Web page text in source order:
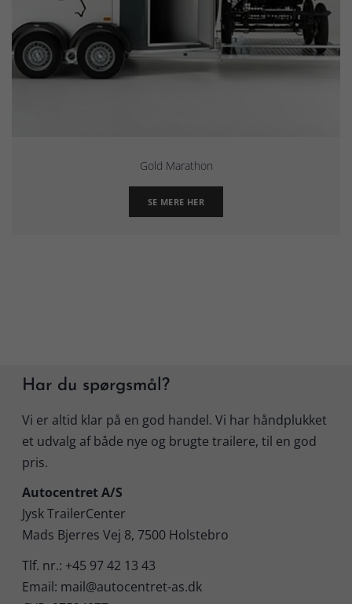
Gold Marathon
SE MERE HER
Har du spørgsmål?
Vi er altid klar på en god handel. Vi har håndplukket
et udvalg af både nye og brugte trailere, til en god
pris.
Autocentret A/S
Jysk TrailerCenter
Mads Bjerres Vej 8, 7500 Holstebro
Tlf. nr.: +45 97 42 13 43
Email: mail@autocentret-as.dk